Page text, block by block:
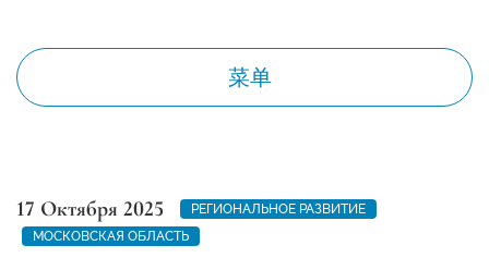
菜单
17 Октября 2025
РЕГИОНАЛЬНОЕ РАЗВИТИЕ
МОСКОВСКАЯ ОБЛАСТЬ